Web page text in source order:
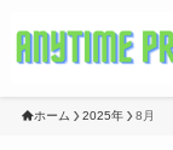
ホーム 2025年 8月